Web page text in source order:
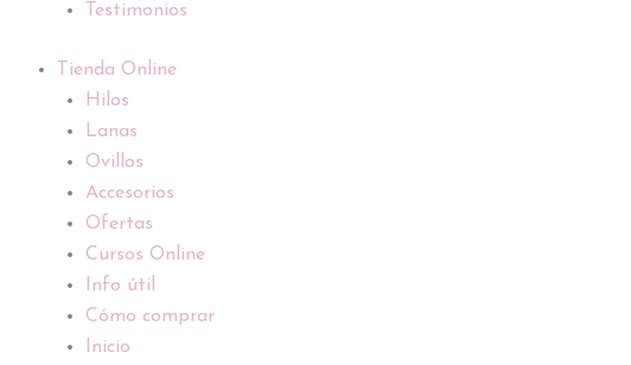
Testimonios
Tienda Online
Hilos
Lanas
Ovillos
Accesorios
Ofertas
Cursos Online
Info útil
Cómo comprar
Inicio